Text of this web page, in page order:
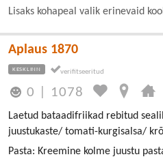
Lisaks kohapeal valik erinevaid
Aplaus 1870
KESKLINN
0 1078
Laetud bataadifriikad rebitud
juustukaste/ tomati-kurgisalsa/
Pasta: Kreemine kolme juustu